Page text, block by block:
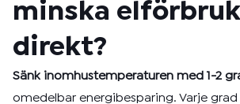
minska
direkt?
Sänk inomhustemperaturen med 1-2
omedelbar energibesparing. Varje